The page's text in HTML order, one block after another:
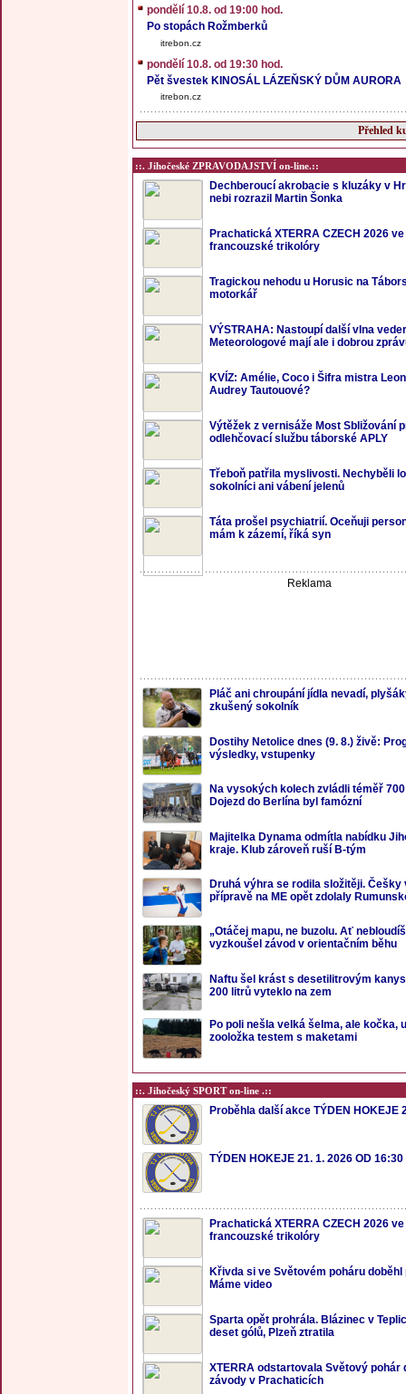
pondělí 10.8. od 19:00 hod.
Po stopách Rožmberků
itrebon.cz
pondělí 10.8. od 19:30 hod.
Pět švestek KINOSÁL LÁZEŇSKÝ DŮM AURORA
itrebon.cz
Přehled
::. Jihočeské ZPRAVODAJSTVÍ on-line.::
Dechberoucí akrobacie s kluzáky v
nebi rozrazil Martin Šonka
Prachatická XTERRA CZECH 2026
francouzské trikolóry
Tragickou nehodu u Horusic na
motorkář
VÝSTRAHA: Nastoupí další vlna
Meteorologové mají ale i dobrou
KVÍZ: Amélie, Coco i Šifra mistra
Audrey Tautouové?
Výtěžek z vernisáže Most Sbližování
odlehčovací službu táborské APLY
Třeboň patřila myslivosti. Nechyběli
sokolníci ani vábení jelenů
Táta prošel psychiatrií. Oceňuji
mám k zázemí, říká syn
Reklama
Pláč ani chroupání jídla nevadí,
zkušený sokolník
Dostihy Netolice dnes (9. 8.) živě:
výsledky, vstupenky
Na vysokých kolech zvládli téměř
Dojezd do Berlína byl famózní
Majitelka Dynama odmítla nabídku
kraje. Klub zároveň ruší B-tým
Druhá výhra se rodila složitěji. Češky
přípravě na ME opět zdolaly
„Otáčej mapu, ne buzolu. Ať
vyzkoušel závod v orientačním běhu
Naftu šel krást s desetilitrovým
200 litrů vyteklo na zem
Po poli nešla velká šelma, ale kočka,
zooložka testem s maketami
::. Jihočeský SPORT on-line .::
Proběhla další akce TÝDEN HOKEJE
TÝDEN HOKEJE 21. 1. 2026 OD 16:30
Prachatická XTERRA CZECH 2026
francouzské trikolóry
Křivda si ve Světovém poháru doběhl
Máme video
Sparta opět prohrála. Blázinec v
deset gólů, Plzeň ztratila
XTERRA odstartovala Světový pohár
závody v Prachaticích